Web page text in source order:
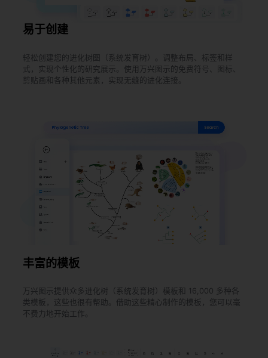
易于创建
轻松创建您的进化树图（系统发育树）。调整布局、标签和样
式，实现个性化的研究展示。使用万兴图示的免费符号、图标、
剪贴画和各种其他元素，实现无缝的进化连接。
丰富的模板
万兴图示提供众多进化树（系统发育树）模板和 16,000 多种各
类模板，这些也很有帮助。借助这些精心制作的模板，您可以毫
不费力地开始工作。